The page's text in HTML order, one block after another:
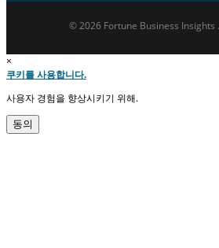
© 2026 Fortune Business Insights
×
쿠키를 사용합니다.
사용자 경험을 향상시키기 위해.
동의